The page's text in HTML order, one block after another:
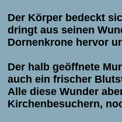
Der Körper bedeckt
dringt aus seinen
Dornenkrone hervor
Der halb geöffnete
auch ein frischer
Alle diese Wunder
Kirchenbesuchern,